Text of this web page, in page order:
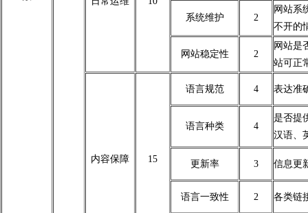
系统维护 2
网站系
不开的
网站稳定性 2
网站是
站可正
内容保障 15
语言规范 4 表达准
语言种类 4
是否提
汉语、
更新率 3 信息更
语言一致性 2 各类链